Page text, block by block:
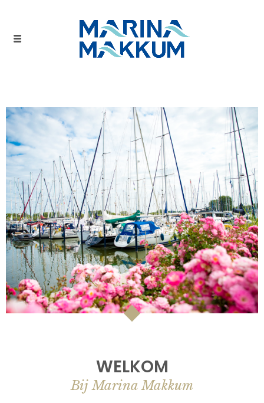
WELKOM
Bij Marina Makkum